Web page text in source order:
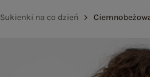
Sukienki na co dzień